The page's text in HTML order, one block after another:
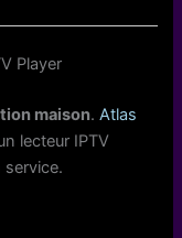
Player
maison.Atlas
lecteur IPTV